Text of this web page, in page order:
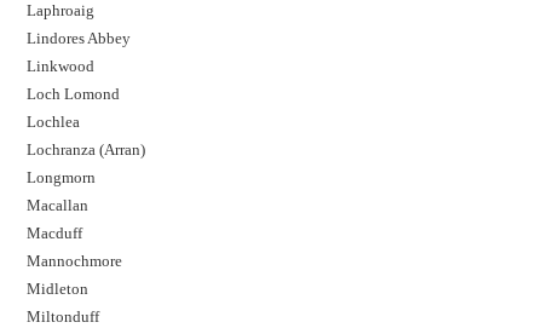
Laphroaig
Lindores Abbey
Linkwood
Loch Lomond
Lochlea
Lochranza (Arran)
Longmorn
Macallan
Macduff
Mannochmore
Midleton
Miltonduff